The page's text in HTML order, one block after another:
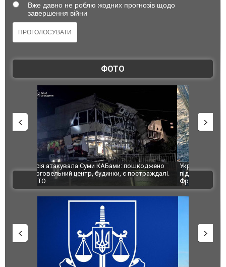
Вже давно не роблю жодних прогнозів щодо
завершення війни
ФОТО
Українські надзвичайники врятували козуленя
під час ліквідації масштабної лісової пожежі у
Франції
СБУ за
Болгарії
ВІДЕО